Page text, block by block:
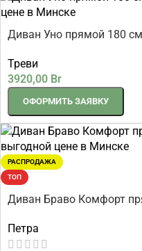
Диван Уно прямой 180
Треви
3920,00 Br
ОФОРМИТЬ ЗАЯВКУ
РАСПРОДАЖА
ТОП
Диван Браво Комфорт
Петра